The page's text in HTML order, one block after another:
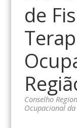
de
Conselho
Ocupacional da